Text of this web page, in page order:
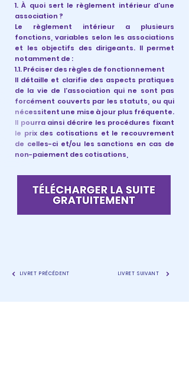
1. À quoi sert le règlement intérieur d’une
association ?
Le règlement intérieur a plusieurs
fonctions, variables selon les associations
et les objectifs des dirigeants. Il permet
notamment de :
1.1. Préciser des règles de fonctionnement
Il détaille et clarifie des aspects pratiques
de la vie de l’association qui ne sont pas
forcément couverts par les statuts, ou qui
nécessitent une mise à jour plus fréquente.
Il pourra ainsi décrire les procédures fixant
le prix des cotisations et le recouvrement
de celles-ci et/ou les sanctions en cas de
non-paiement des cotisations,
LIVRET PRÉCÉDENT LIVRET SUIVANT